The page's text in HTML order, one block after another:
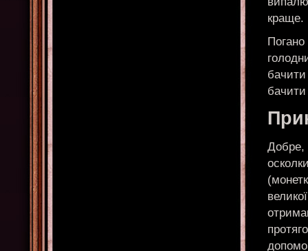
краще.
бачити
бачити
Добре,